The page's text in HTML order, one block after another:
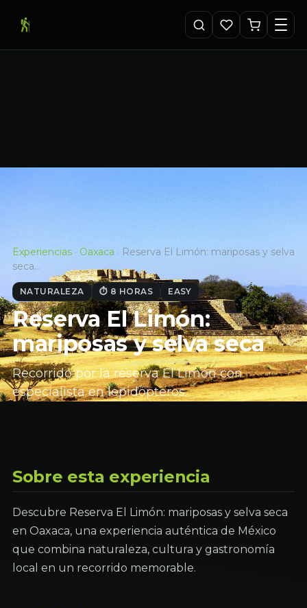
Experiencias · Oaxaca · Reserva El Limón: mariposas y selva
seca…
NATURALEZA ⏱ 8 HORAS EASY
Reserva El Limón:
mariposas y selva seca
Recorrido por la reserva El Limón con
especialista en lepidópteros.
Sobre esta experiencia
Descubre Reserva El Limón: mariposas y selva seca
en Oaxaca, una experiencia auténtica de México
que combina naturaleza, cultura y gastronomía
local en un recorrido memorable.